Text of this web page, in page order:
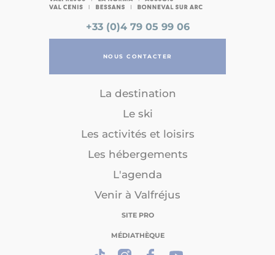
+33 (0)4 79 05 99 06
NOUS CONTACTER
La destination
Le ski
Les activités et loisirs
Les hébergements
L'agenda
Venir à Valfréjus
SITE PRO
MÉDIATHÈQUE